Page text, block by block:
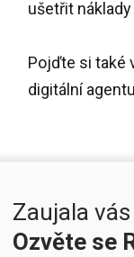
ušetřit náklady
Pojďte si také
digitální
Zaujala
Ozvěte se